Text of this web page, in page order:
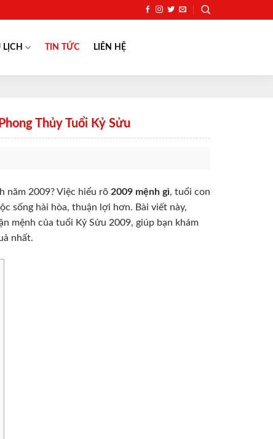
LỊCH TIN TỨC LIÊN HỆ
Thủy Tuổi Kỷ Sửu
năm 2009? Việc hiểu rõ 2009 mệnh gì, tuổi con
sống hài hòa, thuận lợi hơn. Bài viết này,
mệnh của tuổi Kỷ Sửu 2009, giúp bạn khám
nhất.